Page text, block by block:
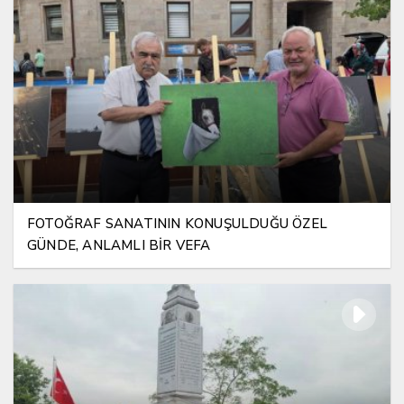
FOTOĞRAF SANATININ KONUŞULDUĞU ÖZEL
GÜNDE, ANLAMLI BİR VEFA